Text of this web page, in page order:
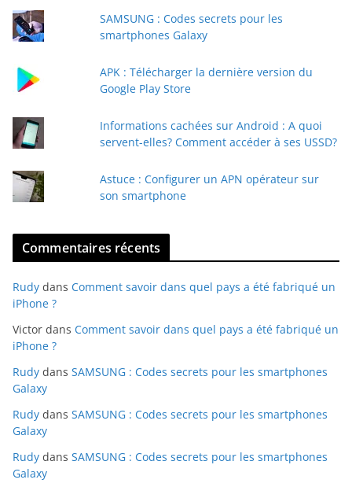
e
a
SAMSUNG : Codes secrets pour les
smartphones Galaxy
APK : Télécharger la dernière version du
Google Play Store
Informations cachées sur Android : A quoi
servent-elles? Comment accéder à ses USSD?
Astuce : Configurer un APN opérateur sur
son smartphone
Commentaires récents
Rudy dans Comment savoir dans quel pays a été fabriqué un
iPhone ?
Victor dans Comment savoir dans quel pays a été fabriqué un
iPhone ?
Rudy dans SAMSUNG : Codes secrets pour les smartphones
Galaxy
Rudy dans SAMSUNG : Codes secrets pour les smartphones
Galaxy
Rudy dans SAMSUNG : Codes secrets pour les smartphones
Galaxy